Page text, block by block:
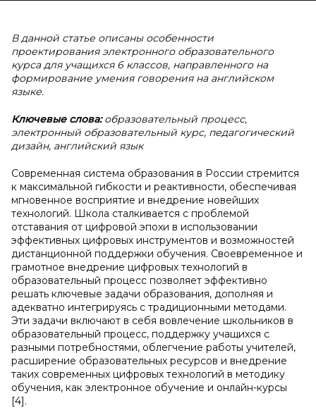
В данной статье описаны особенности
проектирования электронного образовательного
курса для учащихся 6 классов, направленного на
формирование умения говорения на английском
языке.
Ключевые слова:образовательный процесс,
электронный образовательный курс, педагогический
дизайн, английский язык
Современная система образования в России стремится
к максимальной гибкости и реактивности, обеспечивая
мгновенное восприятие и внедрение новейших
технологий. Школа сталкивается с проблемой
отставания от цифровой эпохи в использовании
эффективных цифровых инструментов и возможностей
дистанционной поддержки обучения. Своевременное и
грамотное внедрение цифровых технологий в
образовательный процесс позволяет эффективно
решать ключевые задачи образования, дополняя и
адекватно интегрируясь с традиционными методами.
Эти задачи включают в себя вовлечение школьников в
образовательный процесс, поддержку учащихся с
разными потребностями, облегчение работы учителей,
расширение образовательных ресурсов и внедрение
таких современных цифровых технологий в методику
обучения, как электронное обучение и онлайн-курсы
[4].